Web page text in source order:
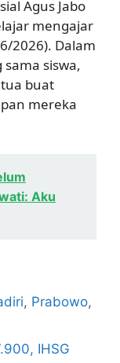
Agus Jabo
mengajar
2026). Dalam
siswa,
buat
mereka
Aku
, Prabowo,
IHSG